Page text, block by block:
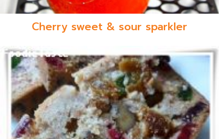
Cherry sweet & sour sparkler